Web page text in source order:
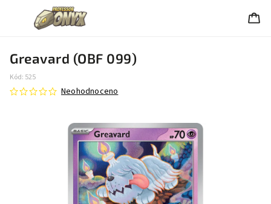
Greavard (OBF 099)
Kód: 525
Neohodnoceno